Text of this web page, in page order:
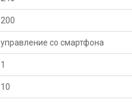
200
управление со смартфона
1
10